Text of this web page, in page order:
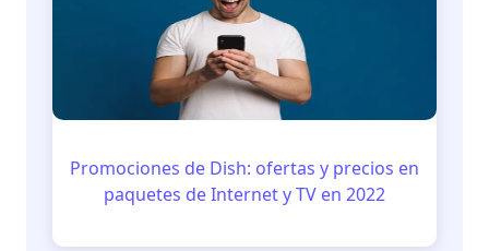
Promociones de Dish: ofertas y precios en
paquetes de Internet y TV en 2022